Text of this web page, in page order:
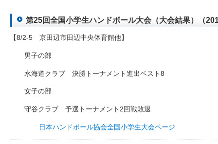
第25回全国小学生ハンドボール大会（大会結果）（
【8/2-5 京田辺市田辺中央体育館他】
男子の部
水海道クラブ 決勝トーナメント進出ベスト8
女子の部
守谷クラブ 予選トーナメント2回戦敗退
日本ハンドボール協会全国小学生大会ページ